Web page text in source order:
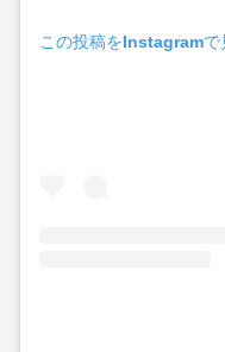
この投稿をInstagramで